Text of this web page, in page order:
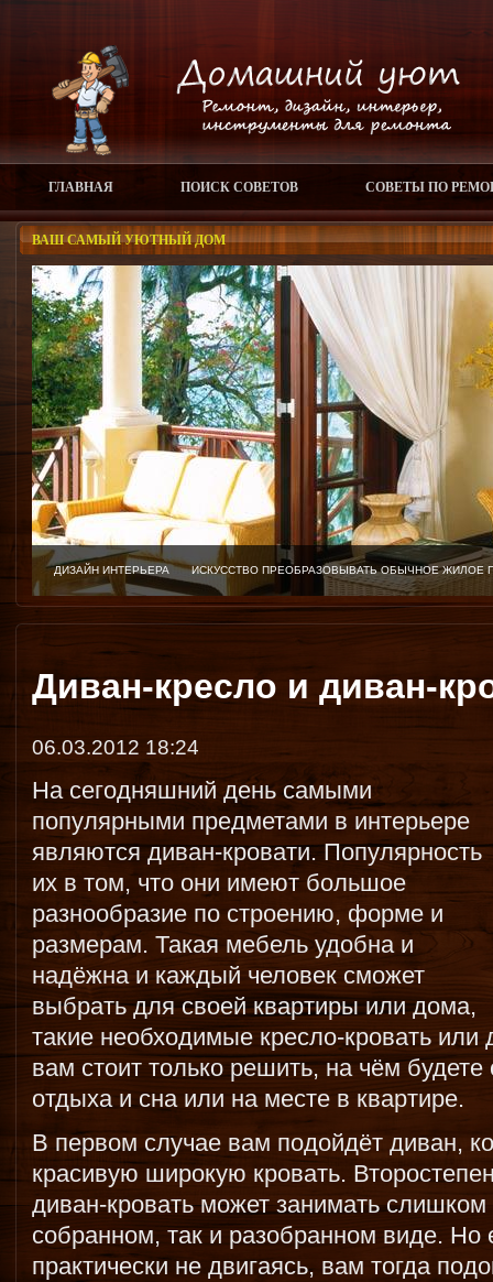
ГЛАВНАЯ ПОИСК СОВЕТОВ СОВЕТЫ ПО
ВАШ САМЫЙ УЮТНЫЙ ДОМ
ДИЗАЙН ИНТЕРЬЕРА ИСКУССТВО ПРЕОБРАЗОВЫВАТЬ ОБЫЧНОЕ
Диван-кресло и диван-
06.03.2012 18:24
На сегодняшний день самыми
популярными предметами в интерьере
являются диван-кровати. Популярность
их в том, что они имеют большое
разнообразие по строению, форме и
размерам. Такая мебель удобна и
надёжна и каждый человек сможет
выбрать для своей квартиры или дома,
такие необходимые кресло-кровать или
вам стоит только решить, на чём
отдыха и сна или на месте в квартире.
В первом случае вам подойдёт диван,
красивую широкую кровать.
диван-кровать может занимать слишком
собранном, так и разобранном виде. Но
практически не двигаясь, вам тогда